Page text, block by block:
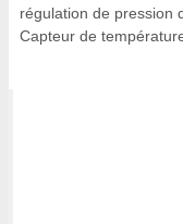
régulation de pression
Capteur de